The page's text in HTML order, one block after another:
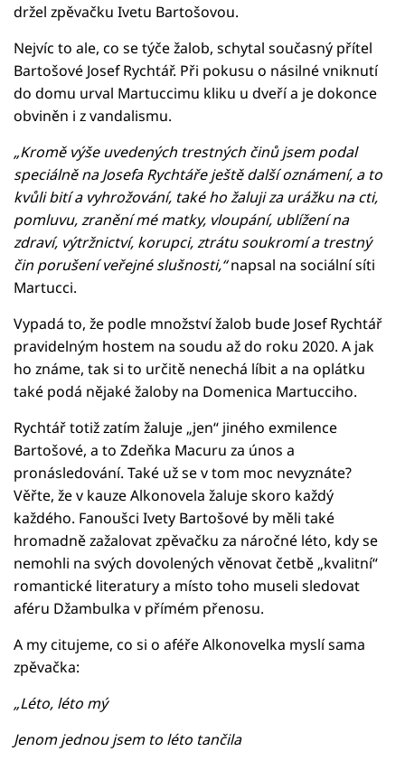
držel zpěvačku Ivetu Bartošovou.
Nejvíc to ale, co se týče žalob, schytal současný přítel
Bartošové Josef Rychtář. Při pokusu o násilné vniknutí
do domu urval Martuccimu kliku u dveří a je dokonce
obviněn i z vandalismu.
„Kromě výše uvedených trestných činů jsem podal
speciálně na Josefa Rychtáře ještě další oznámení, a to
kvůli bití a vyhrožování, také ho žaluji za urážku na cti,
pomluvu, zranění mé matky, vloupání, ublížení na
zdraví, výtržnictví, korupci, ztrátu soukromí a trestný
čin porušení veřejné slušnosti,“napsal na sociální síti
Martucci.
Vypadá to, že podle množství žalob bude Josef Rychtář
pravidelným hostem na soudu až do roku 2020. A jak
ho známe, tak si to určitě nenechá líbit a na oplátku
také podá nějaké žaloby na Domenica Martucciho.
Rychtář totiž zatím žaluje „jen“ jiného exmilence
Bartošové, a to Zdeňka Macuru za únos a
pronásledování. Také už se v tom moc nevyznáte?
Věřte, že v kauze Alkonovela žaluje skoro každý
každého. Fanoušci Ivety Bartošové by měli také
hromadně zažalovat zpěvačku za náročné léto, kdy se
nemohli na svých dovolených věnovat četbě „kvalitní“
romantické literatury a místo toho museli sledovat
aféru Džambulka v přímém přenosu.
A my citujeme, co si o aféře Alkonovelka myslí sama
zpěvačka:
„Léto, léto mý
Jenom jednou jsem to léto tančila